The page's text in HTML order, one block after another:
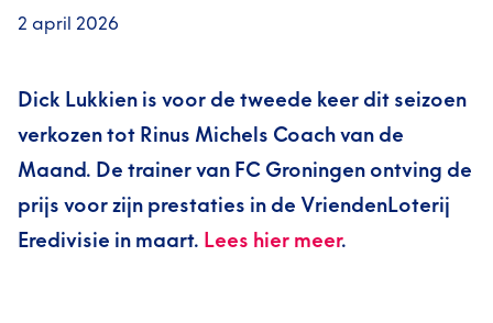
2 april 2026
Dick Lukkien is voor de tweede keer dit seizoen
verkozen tot Rinus Michels Coach van de
Maand. De trainer van FC Groningen ontving de
prijs voor zijn prestaties in de VriendenLoterij
Eredivisie in maart. Lees hier meer.